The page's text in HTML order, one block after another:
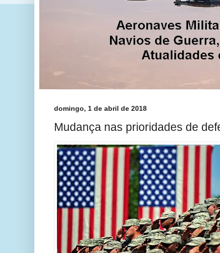
domingo, 1 de abril de 2018
Mudança nas prioridades de